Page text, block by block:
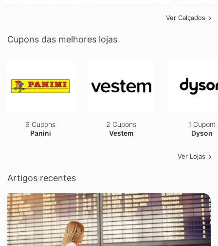
Ver Calçados
Cupons das melhores lojas
6 Cupons
Panini
2 Cupons
Vestem
1 Cupom
Dyson
Ver Lojas
Artigos recentes